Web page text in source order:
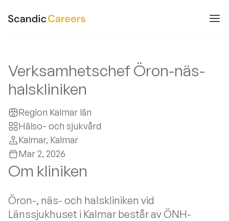
Verksamhetschef Öron-näs-
halskliniken
Region Kalmar län
Hälso- och sjukvård
Kalmar, Kalmar
Mar 2, 2026
Om kliniken
Öron-, näs- och halskliniken vid
Länssjukhuset i Kalmar består av ÖNH-